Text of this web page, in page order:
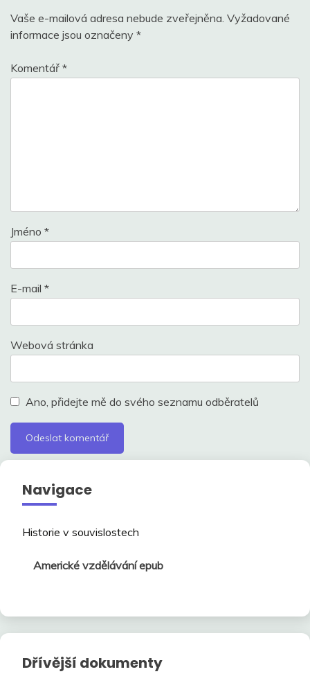
Vaše e-mailová adresa nebude zveřejněna. Vyžadované
informace jsou označeny *
Komentář *
Jméno *
E-mail *
Webová stránka
Ano, přidejte mě do svého seznamu odběratelů
Navigace
Historie v souvislostech
Americké vzdělávání epub
Dřívější dokumenty